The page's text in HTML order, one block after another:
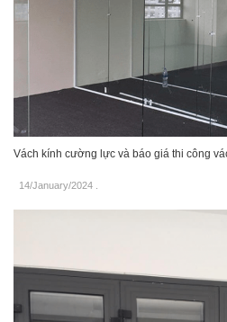
Vách kính cường lực và báo giá thi công
14/January/2024